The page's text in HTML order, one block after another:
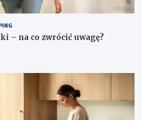
– na co zwrócić uwagę?